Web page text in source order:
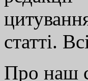
статті.
Про наш